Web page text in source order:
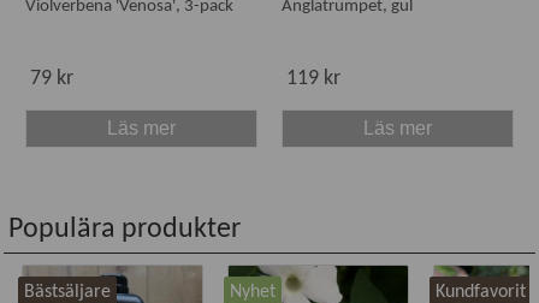
Violverbena 'Venosa', 3-pack
79 kr
Läs mer
Änglatrumpet, gul
119 kr
Läs mer
Populära produkter
Bästsäljare Nyhet Kundfavorit